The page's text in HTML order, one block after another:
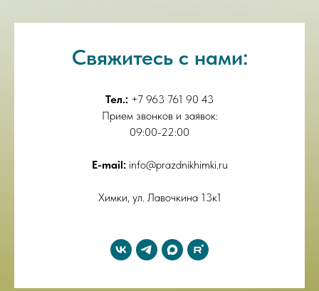
Свяжитесь с нами:
Тел.: +7 963 761 90 43
Прием звонков и заявок:
09:00-22:00
E-mail: info@prazdnikhimki.ru
Химки, ул. Лавочкина 13к1